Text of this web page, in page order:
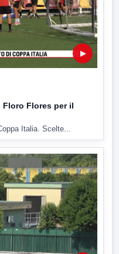
▶
Flores per il
Italia. Scelte...